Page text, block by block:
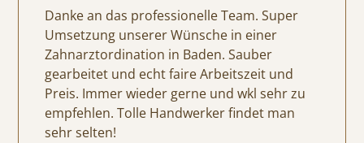
Danke an das professionelle Team. Super
Umsetzung unserer Wünsche in einer
Zahnarztordination in Baden. Sauber
gearbeitet und echt faire Arbeitszeit und
Preis. Immer wieder gerne und wkl sehr zu
empfehlen. Tolle Handwerker findet man
sehr selten!